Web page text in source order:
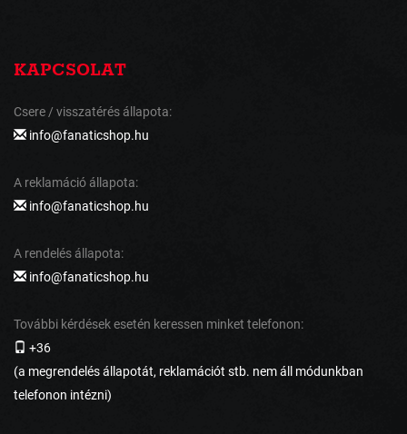
KAPCSOLAT
Csere / visszatérés állapota:
info@fanaticshop.hu
A reklamáció állapota:
info@fanaticshop.hu
A rendelés állapota:
info@fanaticshop.hu
További kérdések esetén keressen minket telefonon:
+36
(a megrendelés állapotát, reklamációt stb. nem áll módunkban
telefonon intézni)